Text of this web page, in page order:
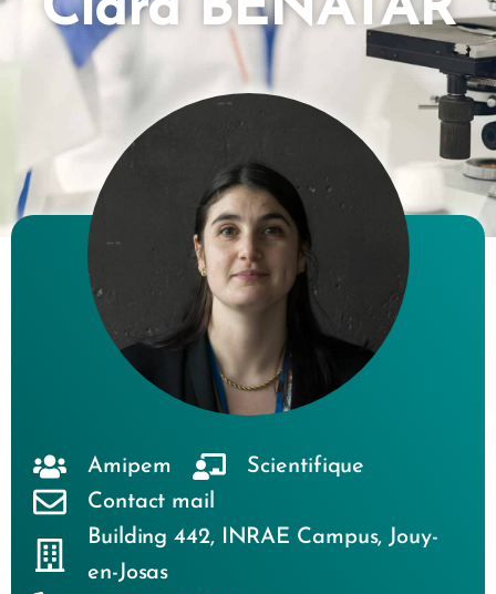
Amipem
Scientifique
Contact mail
Building 442, INRAE Campus,Jouy-
en-Josas